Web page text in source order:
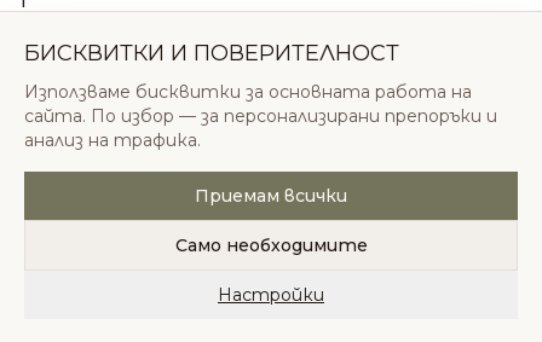
sales@odonatacosmetics.com
Нед: 11:00 – 18:00
© 2026 Одоната Козметикс ООД. Всички права
запазени.
Политика за поверителностОбщи условия
БИСКВИТКИ И ПОВЕРИТЕЛНОСТ
Използваме бисквитки за основната работа на
сайта. По избор — за персонализирани препоръки и
анализ на трафика.
Приемам всички
Само необходимите
Настройки